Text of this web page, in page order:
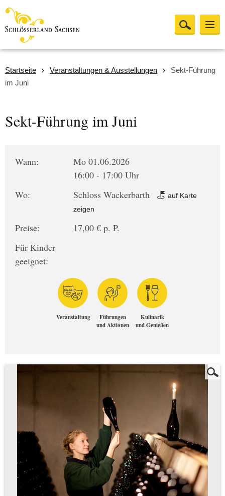
Startseite Veranstaltungen & Ausstellungen
Sekt-Führung
im Juni
Sekt-Führung im Juni
Wann:
Mo 01.06.2026
16:00 - 17:00 Uhr
Wo:
Schloss Wackerbarth
auf Karte
zeigen
Preise:
17,00 € p. P.
Für Kinder
geeignet:
Veranstaltung
Führungen
und Aktionen
Kulinarik
und Genießen